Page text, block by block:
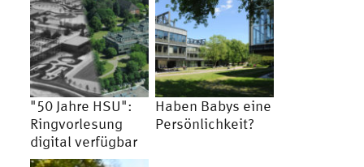
"50 Jahre HSU":
Ringvorlesung
digital verfügbar
Haben Babys eine
Persönlichkeit?